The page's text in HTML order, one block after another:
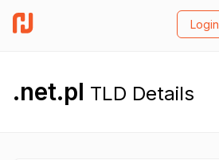
Login
.net.pl TLD Details